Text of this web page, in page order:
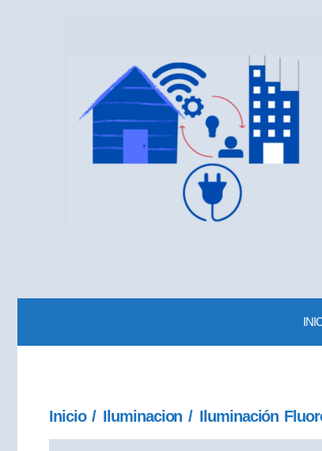
Inicio/ Iluminacion / Iluminación